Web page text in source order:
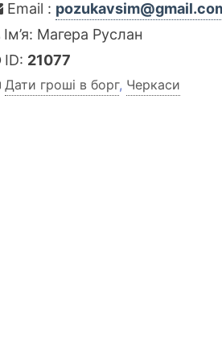
Email :
Ім’я: Магера Руслан
ID: 21077
Дати гроші в борг, Черкаси